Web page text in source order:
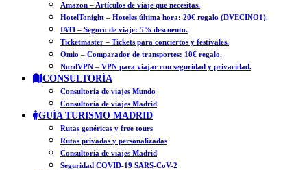
Amazon – Artículos de viaje que necesitas.
HotelTonight – Hoteles última hora: 20€ regalo (DVECINO1).
IATI – Seguro de viaje: 5% descuento.
Ticketmaster – Tickets para conciertos y festivales.
Omio – Comparador de transportes: 10€ regalo.
NordVPN – VPN para viajar con seguridad y privacidad.
CONSULTORÍA
Consultoría de viajes Mundo
Consultoría de viajes Madrid
GUÍA TURISMO MADRID
Rutas genéricas y free tours
Rutas privadas y personalizadas
Consultoría de viajes Madrid
Seguridad COVID-19 SARS-CoV-2